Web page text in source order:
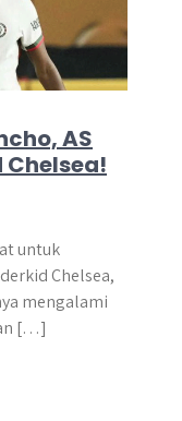
AS
Chelsea!
untuk
Chelsea,
mengalami
[…]